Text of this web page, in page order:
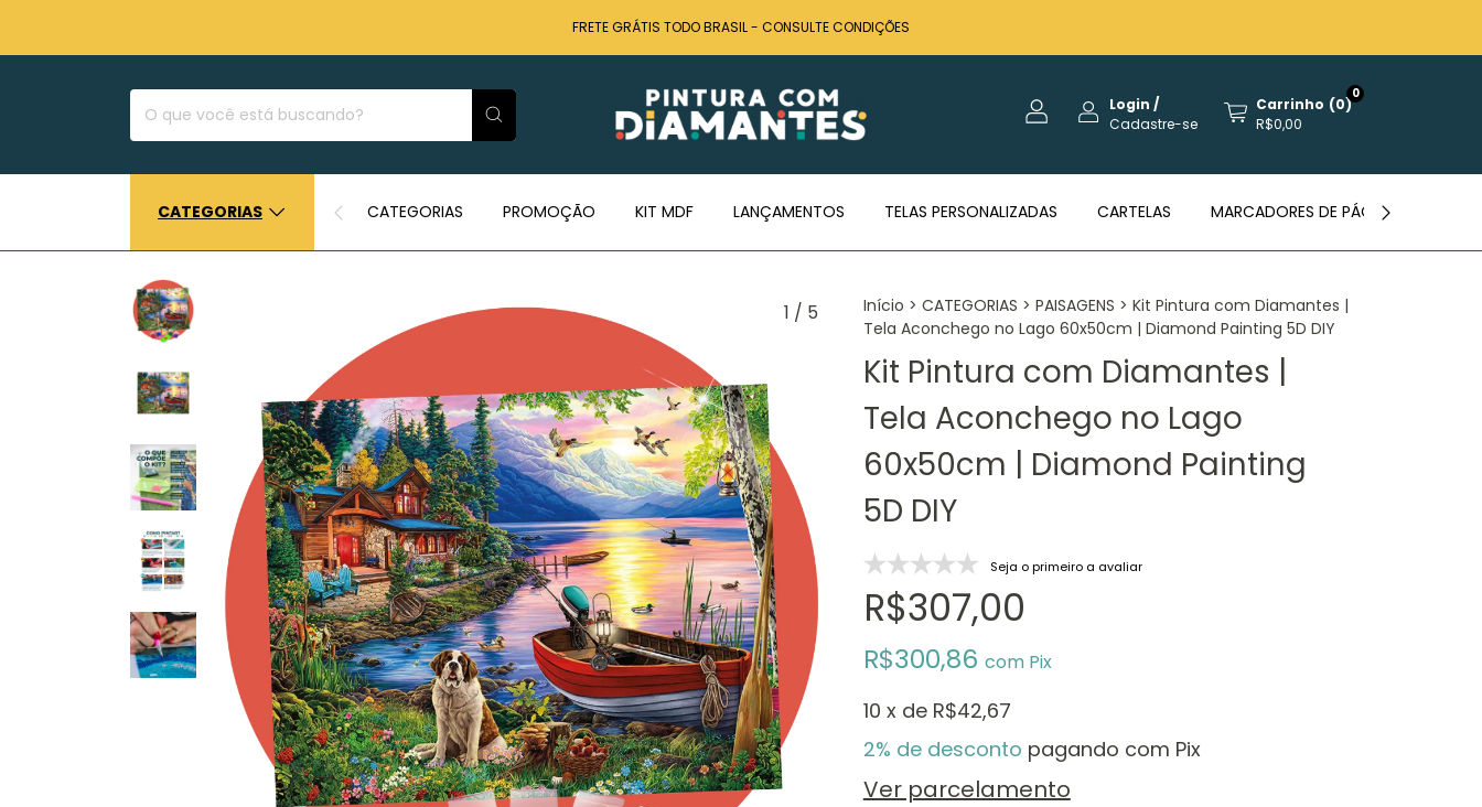
FRETE GRÁTIS TODO BRASIL - CONSULTE CONDIÇÕES
Login /
Cadastre-se
0
Carrinho (0)
R$0,00
CATEGORIAS CATEGORIAS PROMOÇÃO KIT MDF LANÇAMENTOS TELAS PERSONALIZADAS CARTELAS MARCADORES DE PÁGINAS
1 / 5 Início > CATEGORIAS > PAISAGENS > Kit Pintura com Diamantes |
Tela Aconchego no Lago 60x50cm | Diamond Painting 5D DIY
Kit Pintura com Diamantes |
Tela Aconchego no Lago
60x50cm | Diamond Painting
5D DIY
Seja o primeiro a avaliar
R$307,00
R$300,86 com Pix
10 x de R$42,67
2% de desconto pagando com Pix
Ver parcelamento